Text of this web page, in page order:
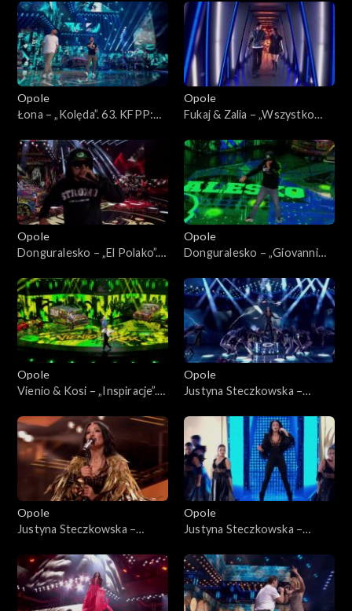
KFPP: Koncert „Hip-hop.
Jedno podwórko 2”
podwórko 2”
Opole
Łona – „Kolęda”. 63. KFPP:
podwórko 2”
Opole
Fukaj & Zalia – „Wszystko
Koncert „Hip-hop. Jedno
podwórko 2”
Opole
Donguralesko – „El Polako”.
Jedno podwórko 2”
Opole
Donguralesko – „Giovanni
„Hip-hop. Jedno podwórko
Opole
Vienio & Kosi – „Inspiracje”.
Jedno podwórko 2”
Opole
Justyna Steczkowska –
„Premiery”
Opole
Justyna Steczkowska –
siebie”, „Domek z kart”. 63.
KFPP: Koncert „Premiery”
Opole
Justyna Steczkowska –
lustrem świata”, „Każda fala
znajdzie brzeg”. 63. KFPP:
Koncert „Premiery”